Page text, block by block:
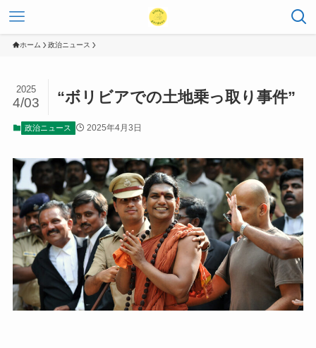
ホーム 政治ニュース
“ボリビアでの土地乗っ取り事件”
2025
4/03
政治ニュース 2025年4月3日